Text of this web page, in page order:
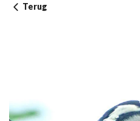
Terug